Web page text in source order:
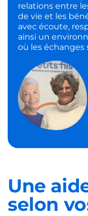
relations entre
de vie et les
avec écoute,
ainsi un
où les échanges
Une
selon